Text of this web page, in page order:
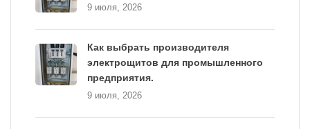
9 июля, 2026
Как выбрать производителя
электрощитов для промышленного
предприятия.
9 июля, 2026